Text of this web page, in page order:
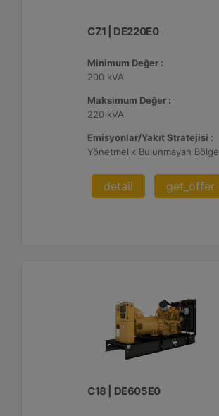
C7.1 | DE220E0
Minimum Değer :
200 kVA
Maksimum Değer :
220 kVA
Emisyonlar/Yakıt Stratejisi :
Yönetmelik Bulunmayan Bölge
detail get_offer
C18 | DE605E0